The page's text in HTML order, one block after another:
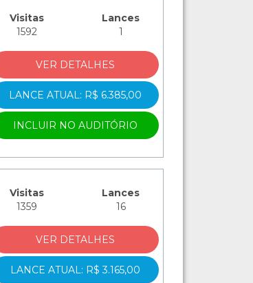
Visitas
1592
Lances
1
VER DETALHES
LANCE ATUAL: R$ 6.385,00
INCLUIR NO AUDITÓRIO
Visitas
1359
Lances
16
VER DETALHES
LANCE ATUAL: R$ 3.165,00